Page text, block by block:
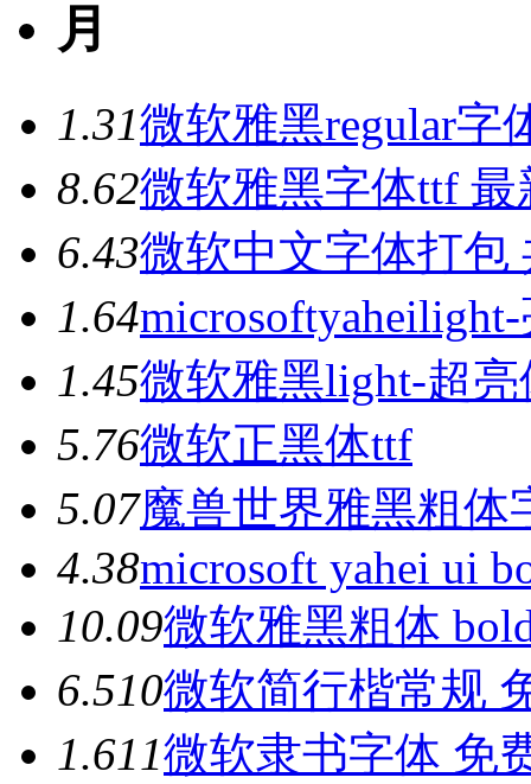
月
1.31微软雅黑regular字
8.62微软雅黑字体ttf 最
6.43微软中文字体打包
1.64
1.45微软雅黑light-超
5.76微软正黑体ttf
5.07魔兽世界雅黑粗体
4.38microsoft yahei ui
10.09微软雅黑粗体
6.510微软简行楷常规
1.611微软隶书字体 免